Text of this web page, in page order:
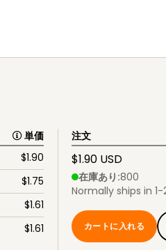
単価
$1.90
$1.75
$1.61
$1.61
注文
$1.90 USD
在庫あり :800
Normally ships in
カートに入れる